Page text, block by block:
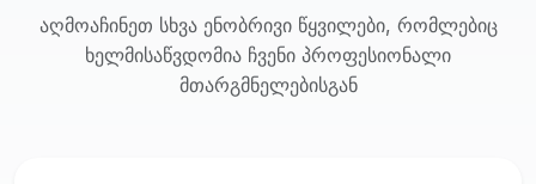
აღმოაჩინეთ სხვა ენობრივი წყვილები, რომლებიც
ხელმისაწვდომია ჩვენი პროფესიონალი
მთარგმნელებისგან